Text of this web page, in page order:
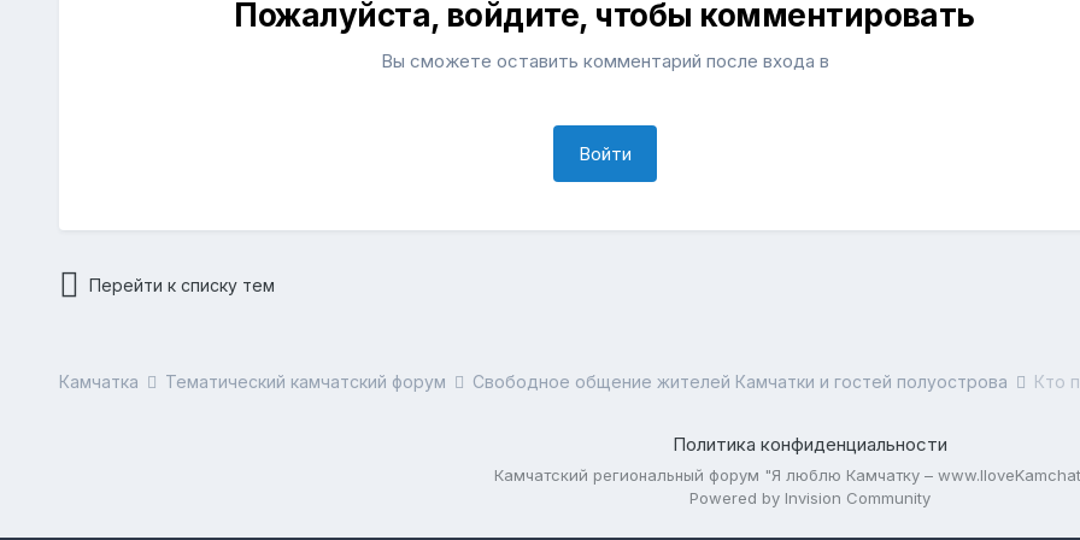
Пожалуйста, войдите, чтобы комментировать
Вы сможете оставить комментарий после входа в
Войти
Перейти к списку тем
Камчатка Тематический камчатский форум Свободное общение жителей Камчатки и гостей полуострова Кто
Политика конфиденциальности
Камчатский региональный форум "Я люблю Камчатку –
Powered by Invision Community